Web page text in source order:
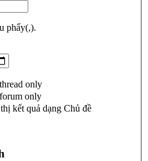
phẩy(,).
only
only
kết quả dạng Chủ đề